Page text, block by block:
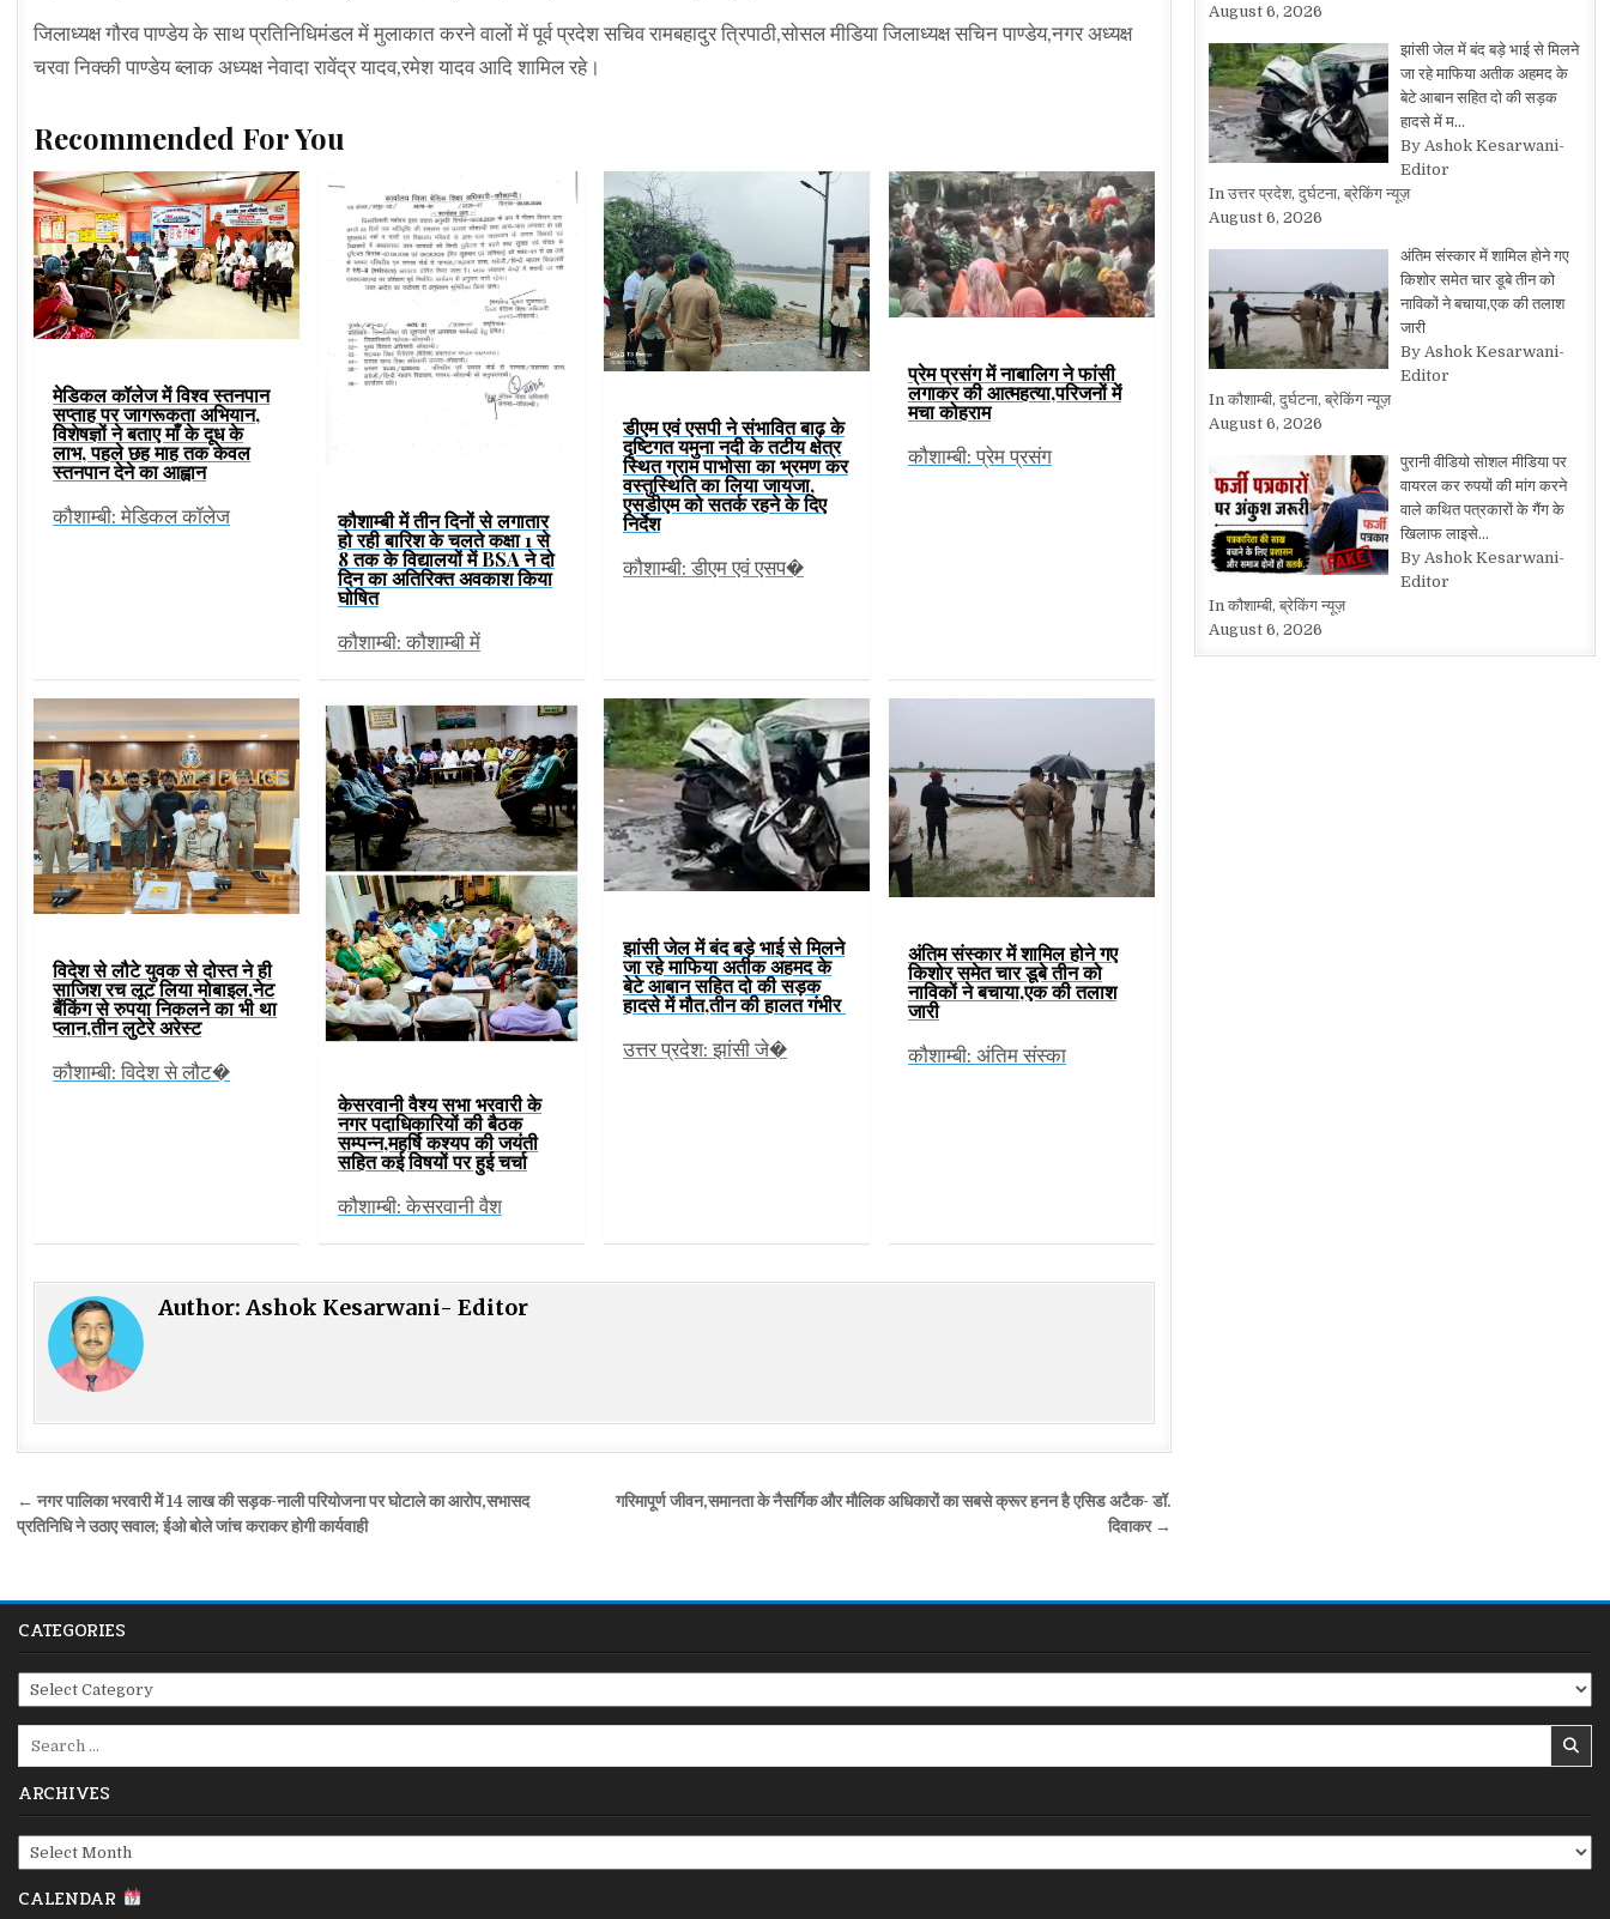
जिलाध्यक्ष गौरव पाण्डेय के साथ प्रतिनिधिमंडल में मुलाकात करने वालों में पूर्व प्रदेश सचिव रामबहादुर त्रिपाठी,सोसल मीडिया जिलाध्यक्ष सचिन पाण्डेय,नगर अध्यक्ष
चरवा निक्की पाण्डेय ब्लाक अध्यक्ष नेवादा रावेंद्र यादव,रमेश यादव आदि शामिल रहे।
Recommended For You
मेडिकल कॉलेज में विश्व स्तनपान
सप्ताह पर जागरूकता अभियान,
विशेषज्ञों ने बताए माँ के दूध के
लाभ, पहले छह माह तक केवल
स्तनपान देने का आह्वान
कौशाम्बी: मेडिकल कॉलेज कौशाम्बी में तीन दिनों से लगातार
हो रही बारिश के चलते कक्षा 1 से
8 तक के विद्यालयों में BSA ने दो
दिन का अतिरिक्त अवकाश किया
घोषित
कौशाम्बी: कौशाम्बी में
डीएम एवं एसपी ने संभावित बाढ़ के
दृष्टिगत यमुना नदी के तटीय क्षेत्र
स्थित ग्राम पाभोसा का भ्रमण कर
वस्तुस्थिति का लिया जायजा,
एसडीएम को सतर्क रहने के दिए
निर्देश
कौशाम्बी: डीएम एवं एसप�
प्रेम प्रसंग में नाबालिग ने फांसी
लगाकर की आत्महत्या,परिजनों में
मचा कोहराम
कौशाम्बी: प्रेम प्रसंग
विदेश से लौटे युवक से दोस्त ने ही
साजिश रच लूट लिया मोबाइल,नेट
बैंकिंग से रुपया निकलने का भी था
प्लान,तीन लुटेरे अरेस्ट
कौशाम्बी: विदेश से लौट�
केसरवानी वैश्य सभा भरवारी के
नगर पदाधिकारियों की बैठक
सम्पन्न,महर्षि कश्यप की जयंती
सहित कई विषयों पर हुई चर्चा
कौशाम्बी: केसरवानी वैश
झांसी जेल में बंद बड़े भाई से मिलने
जा रहे माफिया अतीक अहमद के
बेटे आबान सहित दो की सड़क
हादसे में मौत,तीन की हालत गंभीर
उत्तर प्रदेश: झांसी जे�
अंतिम संस्कार में शामिल होने गए
किशोर समेत चार डूबे तीन को
नाविकों ने बचाया,एक की तलाश
जारी
कौशाम्बी: अंतिम संस्का
Author:Ashok Kesarwani- Editor
Post
navigation
गरिमापूर्ण जीवन,समानता के नैसर्गिक और मौलिक अधिकारों का सबसे क्रूर हनन है एसिड अटैक- डॉ.
दिवाकर →
← नगर पालिका भरवारी में 14 लाख की सड़क-नाली परियोजना पर घोटाले का आरोप,सभासद
प्रतिनिधि ने उठाए सवाल; ईओ बोले जांच कराकर होगी कार्यवाही
August 6, 2026
झांसी जेल में बंद बड़े भाई से मिलने
जा रहे माफिया अतीक अहमद के
बेटे आबान सहित दो की सड़क
हादसे में म…
By Ashok Kesarwani-
Editor
In उत्तर प्रदेश, दुर्घटना, ब्रेकिंग न्यूज़
August 6, 2026
अंतिम संस्कार में शामिल होने गए
किशोर समेत चार डूबे तीन को
नाविकों ने बचाया,एक की तलाश
जारी
By Ashok Kesarwani-
Editor
In कौशाम्बी, दुर्घटना, ब्रेकिंग न्यूज़
August 6, 2026
पुरानी वीडियो सोशल मीडिया पर
वायरल कर रुपयों की मांग करने
वाले कथित पत्रकारों के गैंग के
खिलाफ लाइसे…
By Ashok Kesarwani-
Editor
In कौशाम्बी, ब्रेकिंग न्यूज़
August 6, 2026
CATEGORIES
Categories
ARCHIVES
Archives
CALENDAR